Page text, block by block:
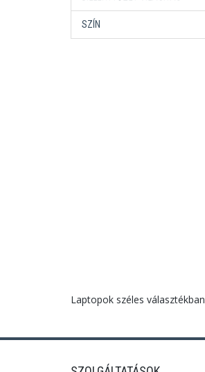
SZÍN
Laptopok széles választékban